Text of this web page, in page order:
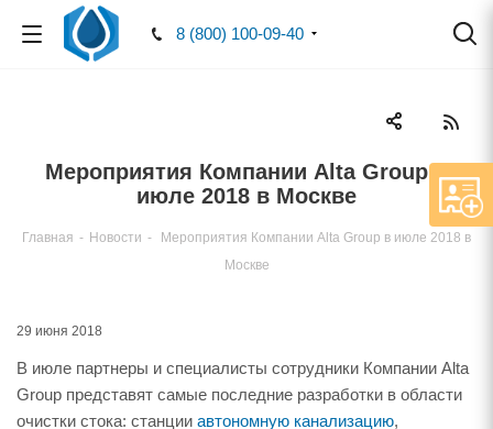
8 (800) 100-09-40
Мероприятия Компании Alta Group в
июле 2018 в Москве
Главная - Новости -
Мероприятия Компании Alta Group в июле 2018 в
Москве
29 июня 2018
В июле партнеры и специалисты сотрудники Компании Alta
Group представят самые последние разработки в области
очистки стока: станции автономную канализацию,